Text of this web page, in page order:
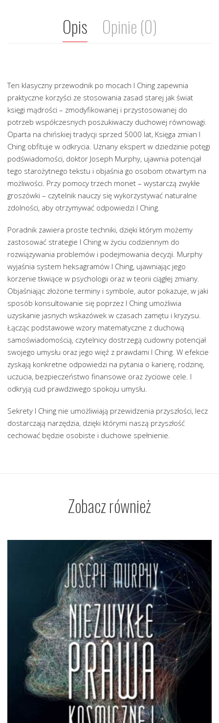
Opis Opinie (0)
Ten klasyczny przewodnik po mocach I Ching zapewnia
praktyczne korzyści ze stosowania zasad starej jak świat
księgi mądrości – zmodyfikowanej i przystosowanej do
potrzeb współczesnych poszukiwaczy duchowej równowagi.
Oparta na chińskiej tradycji sprzed 5000 lat, Księga zmian I
Ching obfituje w odkrycia. Uznany ekspert w dziedzinie potęgi
podświadomości, doktor Joseph Murphy, ujawnia potencjał
tego starożytnego tekstu i objaśnia go osobom otwartym na
możliwości. Przy pomocy trzech monet – wystarczą zwykłe
groszówki – czytelnik nauczy się wykorzystywać naturalne
zdolności, aby otrzymywać odpowiedzi I Ching.
Poradnik zawiera proste techniki, dzięki którym możemy
zastosować strategie I Ching w życiu codziennym do
rozwiązywania problemów i podejmowania decyzji. Murphy
wyjaśnia system heksagramów I Ching, ujawniając jego
korzenie tkwiące w psychologii oraz w teorii ciągłej zmiany.
Objaśniając złożone terminy i symbole, autor pokazuje, w jaki
sposób konsultowanie się poprzez I Ching umożliwia
uzyskanie jasnych wskazówek w czasach zamętu i kryzysu.
Łącząc podstawowe wzory matematyczne z duchową
samoświadomością, czytelnicy dostrzegą cudowny potencjał
swojego umysłu oraz jego więź z prawdami I Ching. W efekcie
zyskają konkretne odpowiedzi na pytania o karierę, rodzinę,
uczucia, bezpieczeństwo finansowe oraz życiowe cele. I
odkryją cud prawdziwego spokoju umysłu.
Sekrety I Ching nie umożliwiają przewidzenia przyszłości, lecz
dostarczają narzędzia, dzięki którymi naszą przyszłość
cechować będzie osobiste i duchowe spełnienie.
Zobacz również